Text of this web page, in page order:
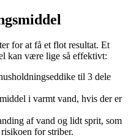
for at få et flot resultat. Et
kan være lige så effektivt:
til 3 dele
i varmt vand, hvis der er
af vand og lidt sprit, som
for striber.